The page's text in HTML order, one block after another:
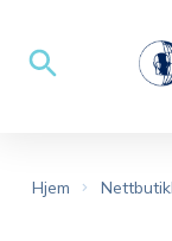
Hjem